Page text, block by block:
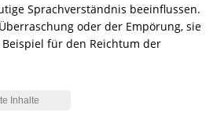
Sprachverständnis beeinflussen.
oder der Empörung, sie
für den Reichtum der